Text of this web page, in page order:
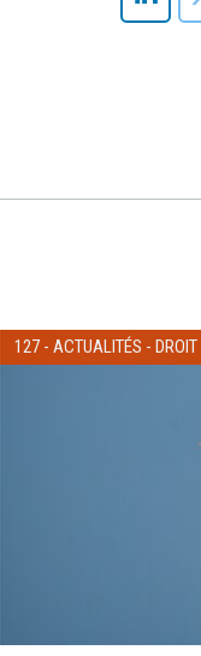
127- ACTUALITÉS - DROIT